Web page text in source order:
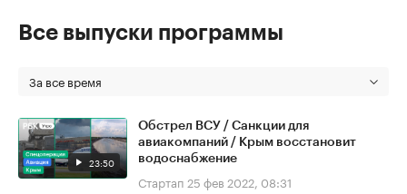
Все выпуски программы
За все время
23:50
Обстрел ВСУ / Санкции для
авиакомпаний / Крым восстановит
водоснабжение
Стартап 25 фев 2022, 08:31